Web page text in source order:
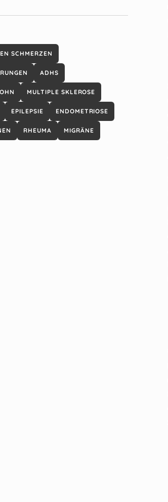
SCHMERZEN
ADHS
MULTIPLE SKLEROSE
EPILEPSIE ENDOMETRIOSE
RHEUMA MIGRÄNE